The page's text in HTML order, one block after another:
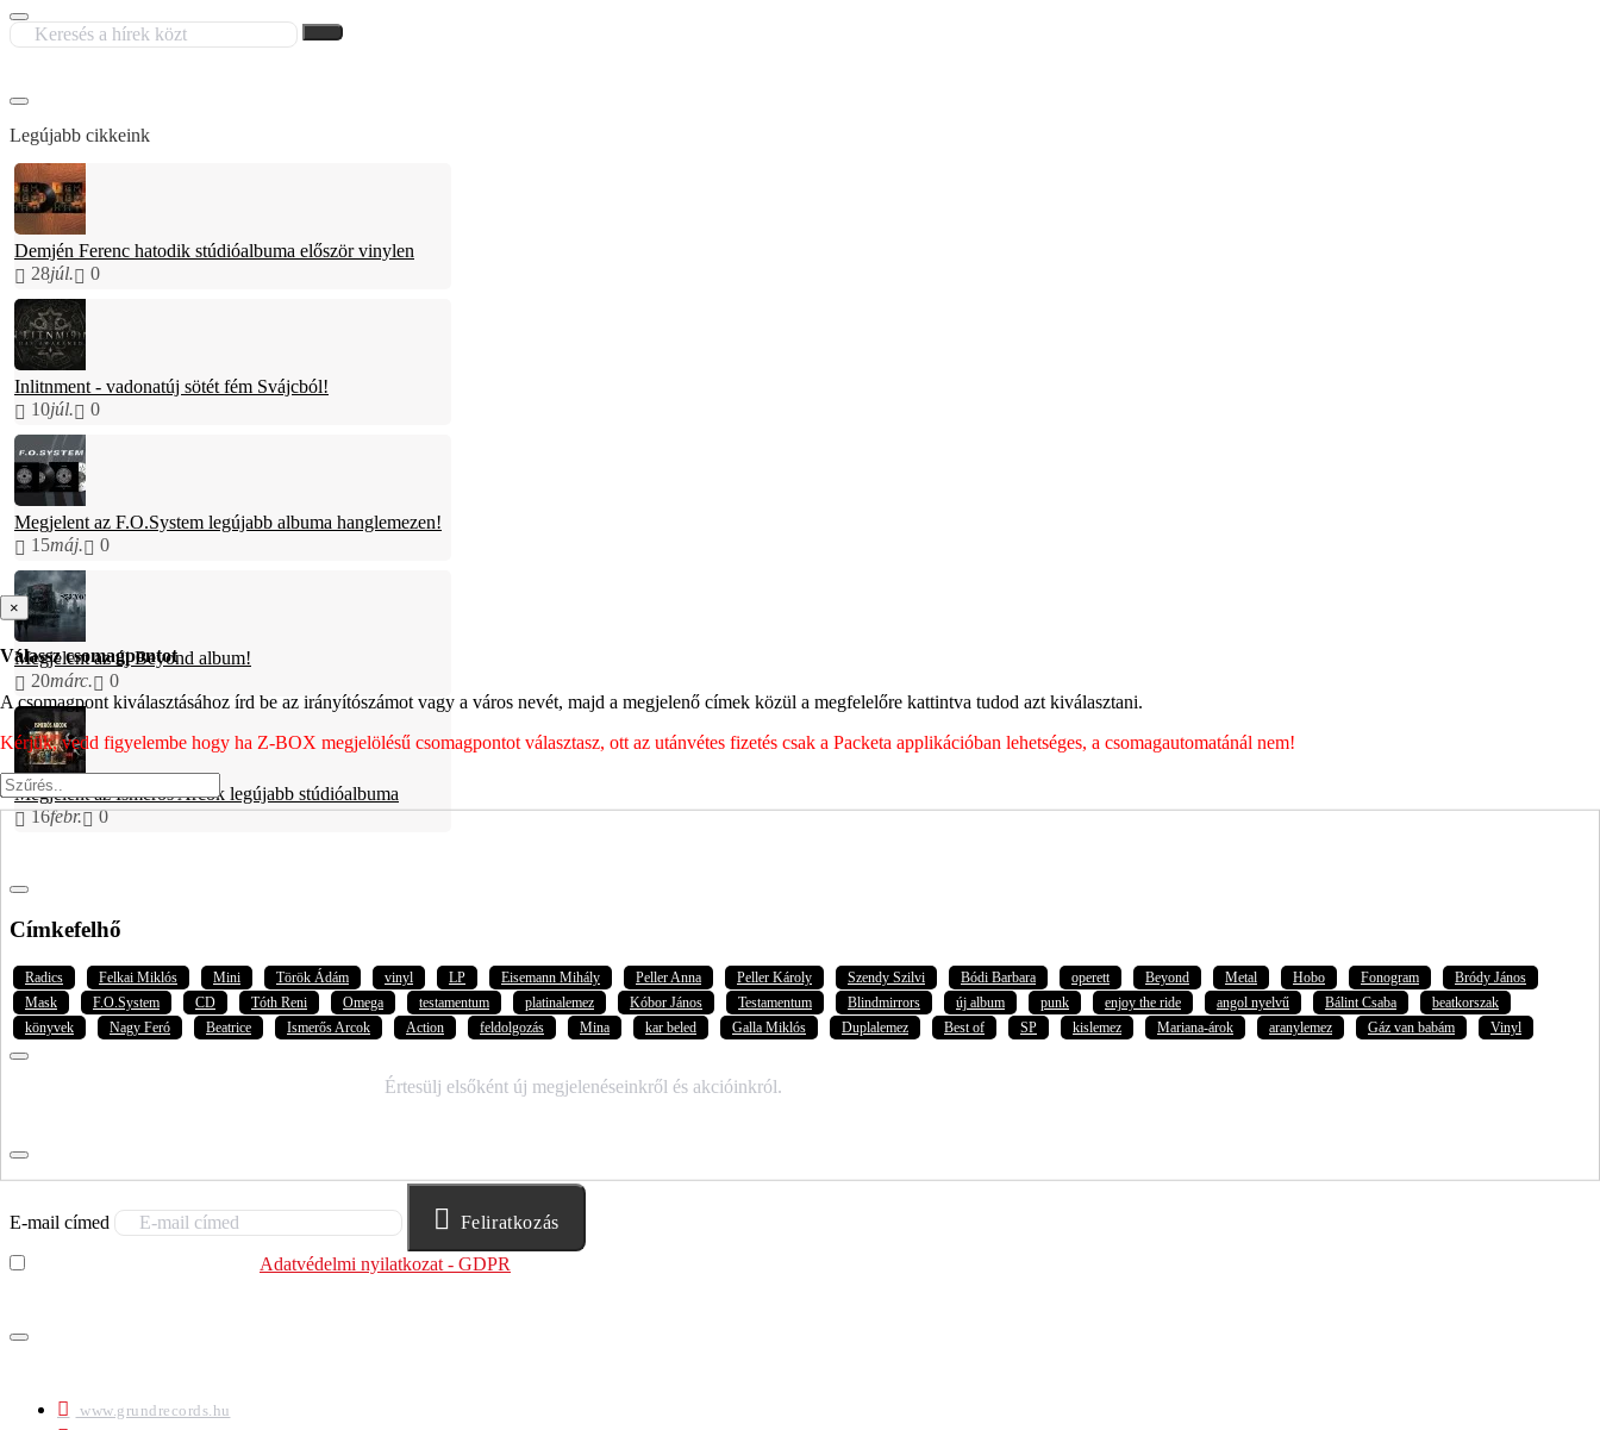
Legújabb cikkeink
Demjén Ferenc hatodik stúdióalbuma először vinylen
28júl. 0
Inlitnment - vadonatúj sötét fém Svájcból!
10júl. 0
Megjelent az F.O.System legújabb albuma hanglemezen!
15máj. 0
Megjelent az új Beyond album!
20márc. 0
Megjelent az Ismerős Arcok legújabb stúdióalbuma
16febr. 0
Címkefelhő
Radics Felkai Miklós Mini Török Ádám vinyl LP Eisemann Mihály Peller Anna Peller Károly Szendy Szilvi Bódi Barbara operett Beyond Metal Hobo Fonogram
Bródy János
Mask
F.O.System CD Tóth Reni Omega testamentum platinalemez Kóbor János Testamentum Blindmirrors új album punk enjoy the ride angol nyelvű Bálint Csaba
beatkorszak
könyvek
Nagy Feró Beatrice Ismerős Arcok Action feldolgozás Mina kar beled Galla Miklós Duplalemez Best of SP kislemez Mariana-árok aranylemez Gáz van babám Vinyl
Értesülj elsőként új megjelenéseinkről és akcióinkról.
E-mail címed Feliratkozás
Adatvédelmi nyilatkozat - GDPR
www.grundrecords.hu
×
Válassz csomagpontot
A csomagpont kiválasztásához írd be az irányítószámot vagy a város nevét, majd a megjelenő címek közül a megfelelőre kattintva tudod azt kiválasztani.
Kérjük, vedd figyelembe hogy ha Z-BOX megjelölésű csomagpontot választasz, ott az utánvétes fizetés csak a Packeta applikációban lehetséges, a csomagautomatánál nem!